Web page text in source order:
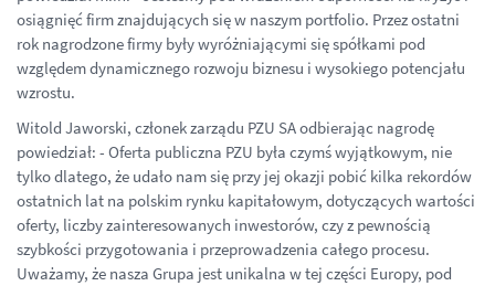
osiągnięć firm znajdujących się w naszym portfolio. Przez ostatni
rok nagrodzone firmy były wyróżniającymi się spółkami pod
względem dynamicznego rozwoju biznesu i wysokiego potencjału
wzrostu.
Witold Jaworski, członek zarządu PZU SA odbierając nagrodę
powiedział: - Oferta publiczna PZU była czymś wyjątkowym, nie
tylko dlatego, że udało nam się przy jej okazji pobić kilka rekordów
ostatnich lat na polskim rynku kapitałowym, dotyczących wartości
oferty, liczby zainteresowanych inwestorów, czy z pewnością
szybkości przygotowania i przeprowadzenia całego procesu.
Uważamy, że nasza Grupa jest unikalna w tej części Europy, pod